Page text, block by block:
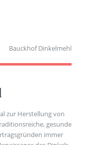
Bauckhof Dinkelmehl
zur Herstellung von
gesunde
immer